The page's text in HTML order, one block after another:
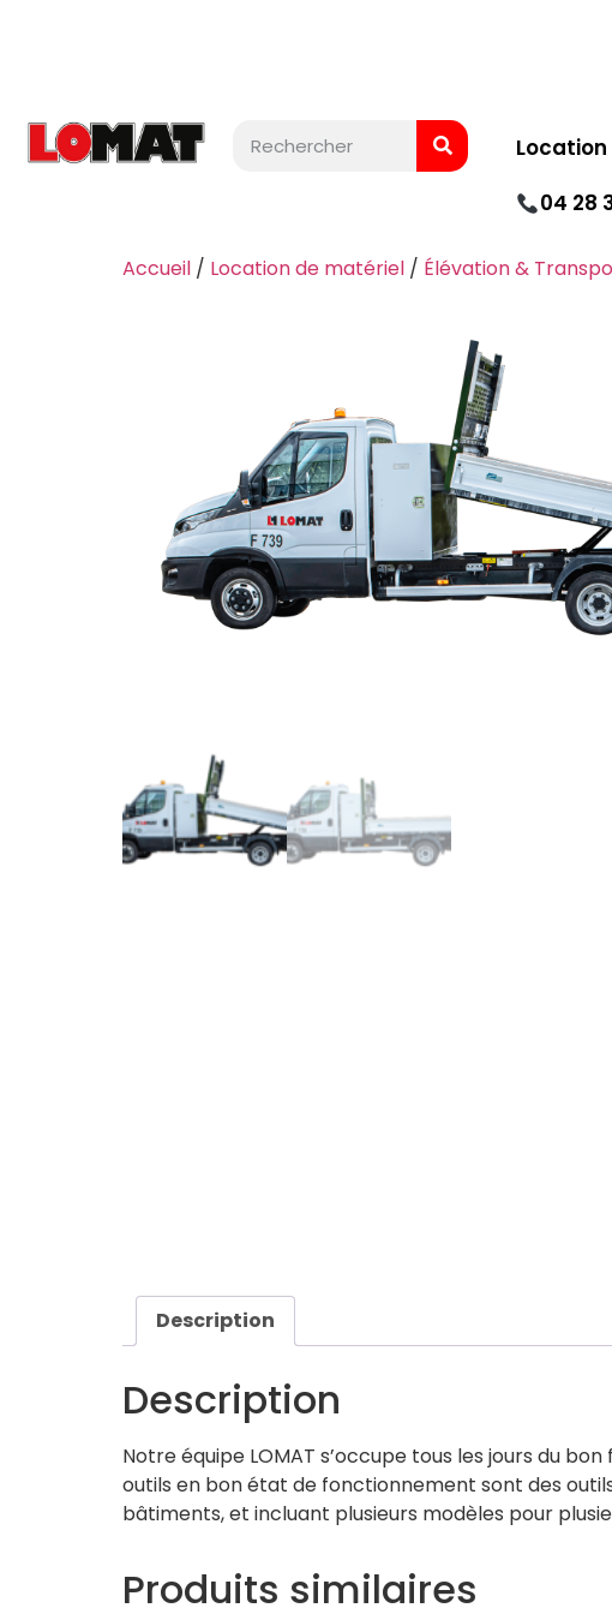
04 28
Accueil / Location de matériel / Élévation &
Description
Description
Notre équipe LOMAT s’occupe tous les jours du
outils en bon état de fonctionnement sont des
bâtiments, et incluant plusieurs modèles pour
Produits similaires